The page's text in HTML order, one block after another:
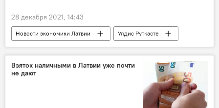
28 декабря 2021, 14:43
Новости экономики Латвии
Улдис Руткасте
Центральное статистическое управление
Пенсии в Латвии: ни шанса на достойную старость
Взяток наличными в Латвии уже почти
не дают